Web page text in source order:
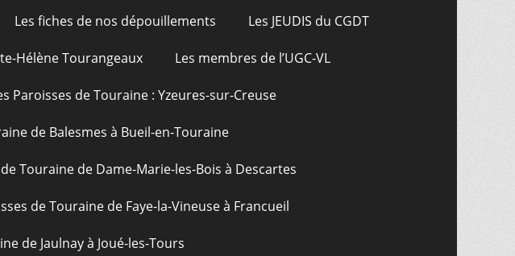
Les fiches de nos dépouillements Les JEUDIS du CGDT
Hélène Tourangeaux Les membres de l’UGC-VL
Paroisses de Touraine : Yzeures-sur-Creuse
de Balesmes à Bueil-en-Touraine
Touraine de Dame-Marie-les-Bois à Descartes
de Touraine de Faye-la-Vineuse à Francueil
de Jaulnay à Joué-les-Tours